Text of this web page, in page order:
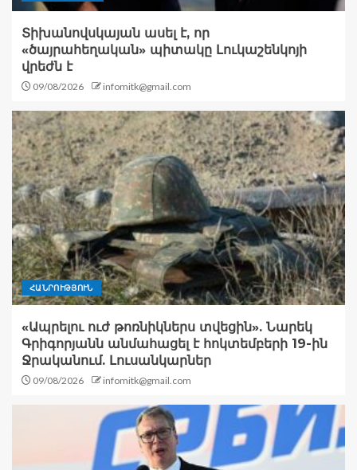
Տիխանովսկայան ասել է, որ
«ծայրահեղական» պիտակը Լուկաշենկոյի
վրեժն է
09/08/2026 infomitk@gmail.com
ՀԱՆՐՈՒԹՅՈՒՆ
«Ապրելու ուժ թոռնիկներս տվեցին». Նարեկ
Գրիգորյանն անմահացել է հոկտեմբերի 19-ին
Ջրականում. Լուսանկարներ
09/08/2026 infomitk@gmail.com